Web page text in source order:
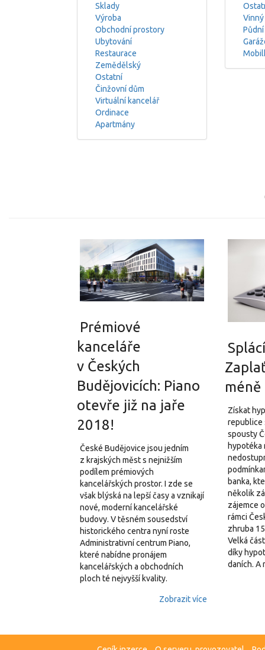
Sklady
Výroba
Obchodní prostory
Ubytování
Restaurace
Zemědělský
Ostatní
Činžovní dům
Virtuální kancelář
Ordinace
Apartmány
Prémiové
kanceláře
v Českých
Budějovicích: Piano
otevře již na jaře
2018!
České Budějovice jsou jedním
z krajských měst s nejnižším
podílem prémiových
kancelářských prostor. I zde se
však blýská na lepší časy a vznikají
nové, moderní kancelářské
budovy. V těsném sousedství
historického centra nyní roste
Administrativní centrum Piano,
které nabídne pronájem
kancelářských a obchodních
ploch té nejvyšší kvality.
Zobrazit více
méně
Získat
republice
spousty
hypotéka
banka,
několik
zájemce
rámci
zhruba
Velká
díky
daních. A